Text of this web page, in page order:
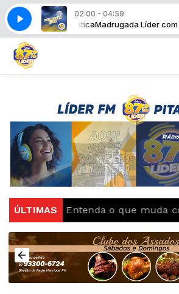
02:00 - 04:59
AutomáticaMadrugada Líder com
ÚLTIMAS
cai Entenda o que muda